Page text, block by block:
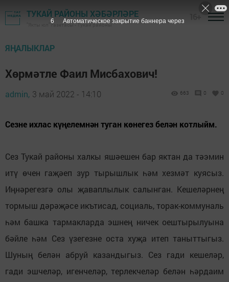
ТУКАЙ РАЙОНЫ ХӘБӘРЛӘРЕ
"Якты юл" газетасы - Тукай районы
ЯҢАЛЫКЛАР
Хөрмәтле Фаил Мисбахович!
admin, 3 май 2022 - 14:10 663 0 0
Сезне ихлас күңелемнән туган көнегез белән котлыйм.
Сез Тукай районы халкы яшәешен бар яктан да тәэмин
итү өчен гаҗәеп зур тырышлык һәм хезмәт куясыз.
Иңнәрегезгә олы җаваплылык салынган. Кешеләрнең
тормыш дәрәҗәсе икътисад, социаль, торак-коммуналь
һәм башка тармакларда эшнең ничек оештырылуына
бәйле һәм Сез үзегезне оста хуҗа итеп таныттыгыз.
Шуның белән абруй казандыгыз. Сез гади кешеләр,
гади эшчеләр, игенчеләр, терлекчеләр белән һәрдаим
5 Автоматическое закрытие баннера через